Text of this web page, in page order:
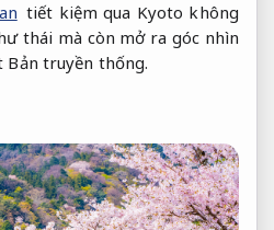
tiết kiệm qua Kyoto không
thái mà còn mở ra góc nhìn
Bản truyền thống.